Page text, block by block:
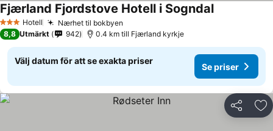
3 StjärnorHotell Nærhet til bokbyen
Fjærland Fjordstove Hotell i Sogndal
8,8 Utmärkt 942 0.4 km till Fjærland kyrkje
Välj datum för att se exakta priser
Se priser
Dela